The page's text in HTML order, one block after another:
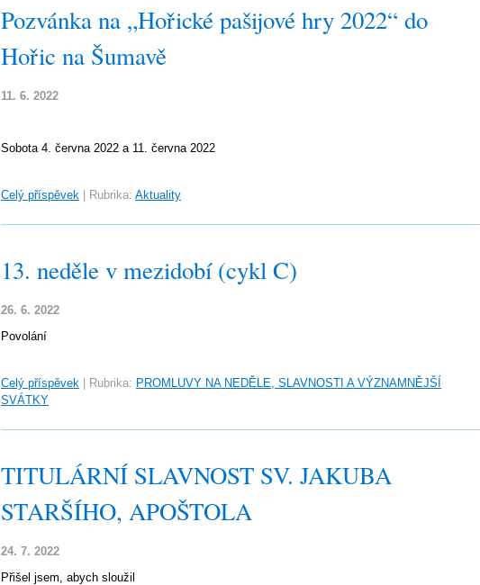
Pozvánka na „Hořické pašijové hry 2022“ do
Hořic na Šumavě
11. 6. 2022
Sobota 4. června 2022 a 11. června 2022
Celý příspěvek Rubrika: Aktuality
13. neděle v mezidobí (cykl C)
26. 6. 2022
Povolání
Celý příspěvek Rubrika: PROMLUVY NA NEDĚLE, SLAVNOSTI A VÝZNAMNĚJŠÍ
SVÁTKY
TITULÁRNÍ SLAVNOST SV. JAKUBA
STARŠÍHO, APOŠTOLA
24. 7. 2022
Přišel jsem, abych sloužil